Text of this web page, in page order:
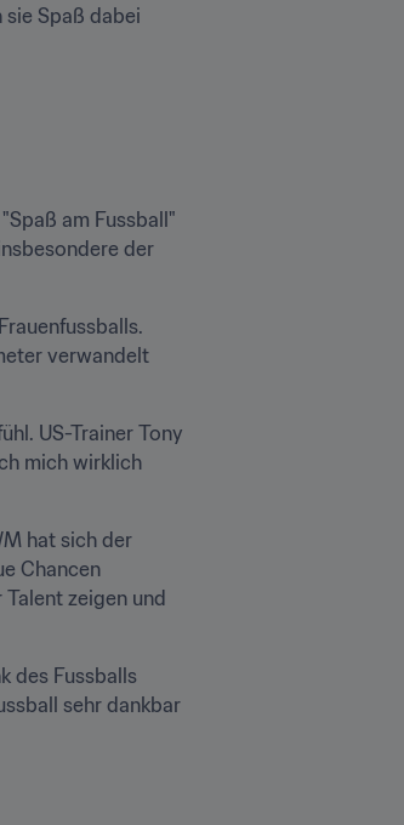
Spaß dabei
am Fussball"
der
verwandelt
US-Trainer Tony
mich wirklich
hat sich der
Chancen
zeigen und
des Fussballs
sehr dankbar